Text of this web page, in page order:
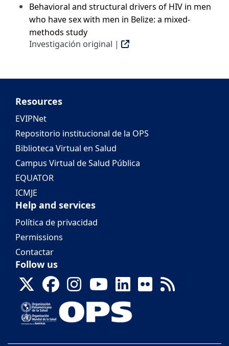
Behavioral and structural drivers of HIV in men
who have sex with men in Belize: a mixed-
methods study
Investigación original |
Resources
EVIPNet
Repositorio institucional de la OPS
Biblioteca Virtual en Salud
Campus Virtual de Salud Pública
EQUATOR
ICMJE
Help and services
Política de privacidad
Permissions
Contactar
Follow us